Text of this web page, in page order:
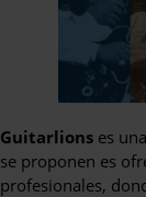
Guitarlions es
se proponen es
profesionales,